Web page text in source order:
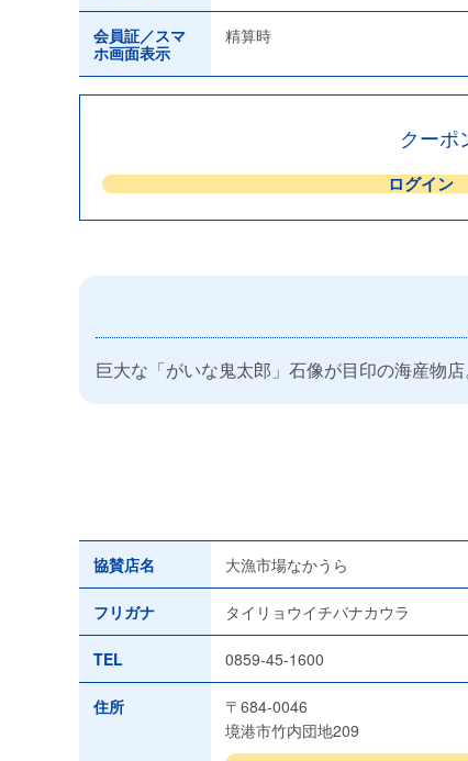
会員証／スマ
ホ画面表示
精算時
クーポ
ログイン
巨大な「がいな鬼太郎」石像が目印の海産物
協賛店名 大漁市場なかうら
フリガナ タイリョウイチバナカウラ
TEL 0859-45-1600
住所
〒684-0046
境港市竹内団地209